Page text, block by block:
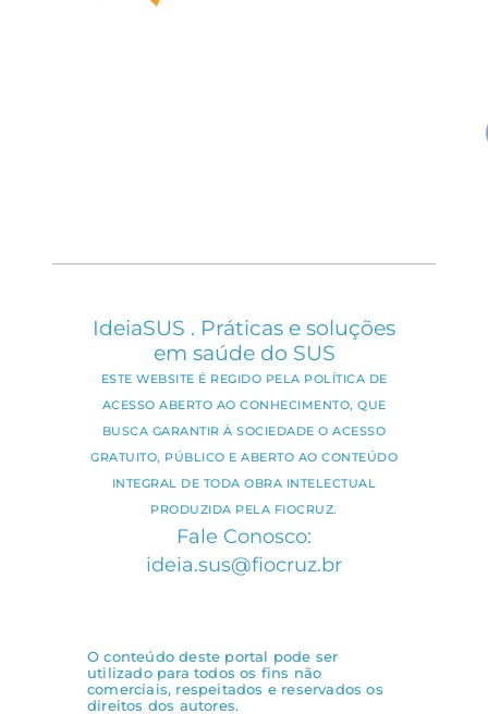
IdeiaSUS . Práticas e soluções
em saúde do SUS
ESTE WEBSITE É REGIDO PELA POLÍTICA DE
ACESSO ABERTO AO CONHECIMENTO, QUE
BUSCA GARANTIR À SOCIEDADE O ACESSO
GRATUITO, PÚBLICO E ABERTO AO CONTEÚDO
INTEGRAL DE TODA OBRA INTELECTUAL
PRODUZIDA PELA FIOCRUZ.
Fale Conosco:
ideia.sus@fiocruz.br
O conteúdo deste portal pode ser
utilizado para todos os fins não
comerciais, respeitados e reservados os
direitos dos autores.